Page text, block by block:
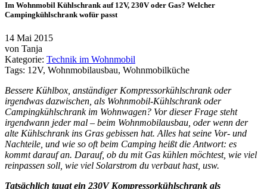
Im Wohnmobil Kühlschrank auf 12V, 230V oder Gas? Welcher
Campingkühlschrank wofür passt
14 Mai 2015
von Tanja
Kategorie: Technik im Wohnmobil
Tags: 12V, Wohnmobilausbau, Wohnmobilküche
Bessere Kühlbox, anständiger Kompressorkühlschrank oder
irgendwas dazwischen, als Wohnmobil-Kühlschrank oder
Campingkühlschrank im Wohnwagen? Vor dieser Frage steht
irgendwann jeder mal – beim Wohnmobilausbau, oder wenn der
alte Kühlschrank ins Gras gebissen hat. Alles hat seine Vor- und
Nachteile, und wie so oft beim Camping heißt die Antwort: es
kommt darauf an. Darauf, ob du mit Gas kühlen möchtest, wie viel
reinpassen soll, wie viel Solarstrom du verbaut hast, usw.
Tatsächlich taugt ein 230V Kompressorkühlschrank als